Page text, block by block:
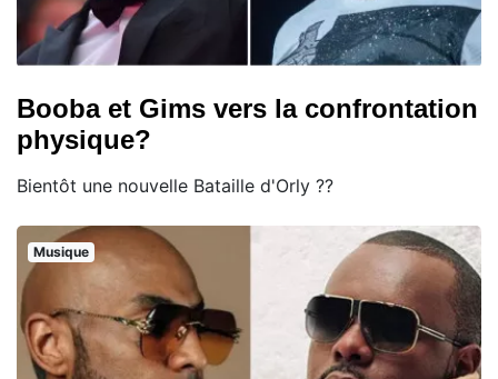
Booba et Gims vers la confrontation
physique?
Bientôt une nouvelle Bataille d'Orly ??
Musique